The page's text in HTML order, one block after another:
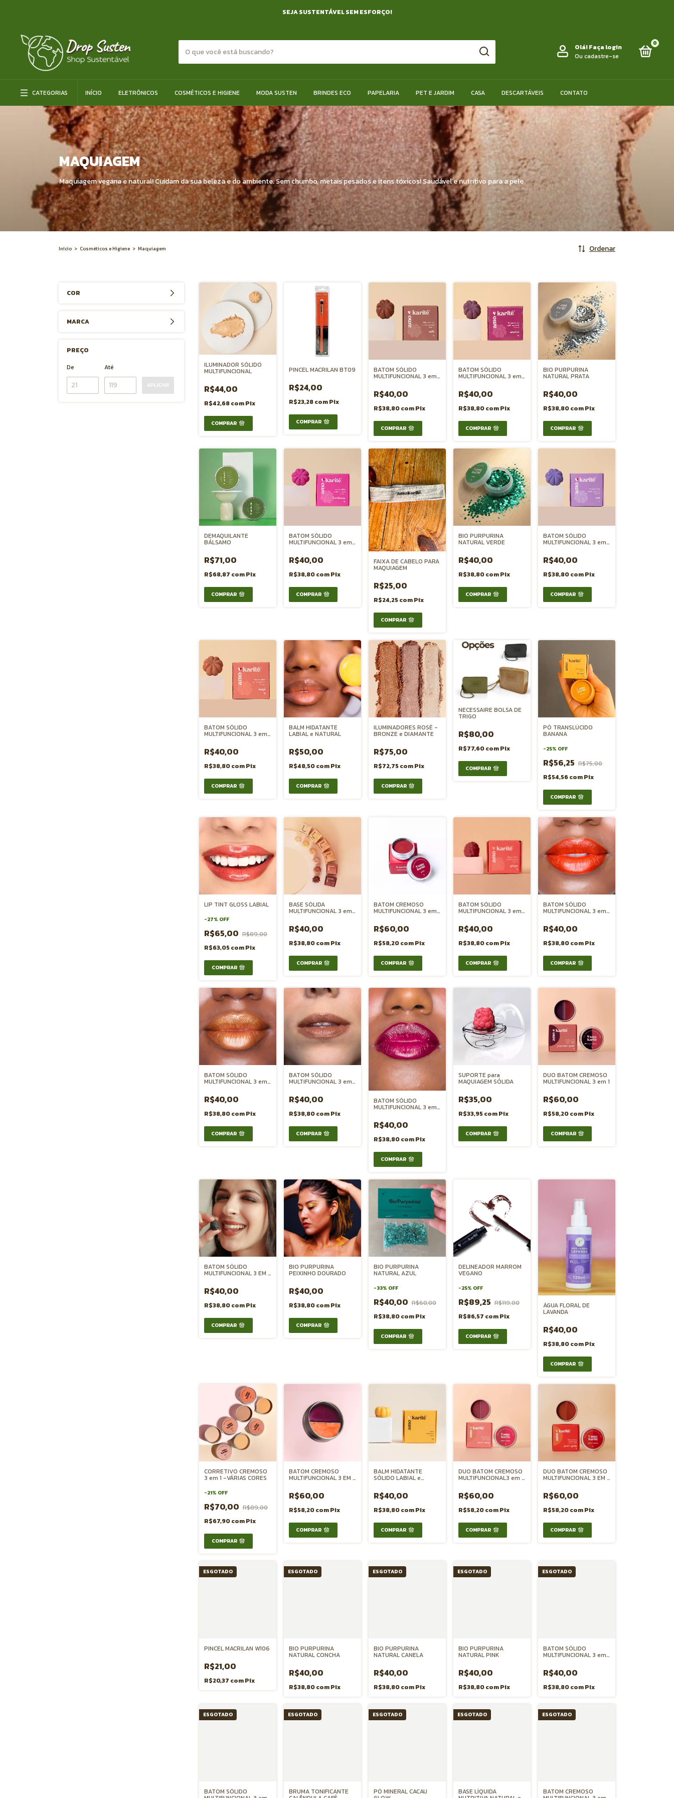
SEJA SUSTENTÁVEL SEM ESFORÇO!
Olá!Faça login
Ou cadastre-se
0
CATEGORIAS INÍCIO ELETRÔNICOS COSMÉTICOS E HIGIENE MODA SUSTEN BRINDES ECO PAPELARIA PET E JARDIM CASA DESCARTÁVEIS CONTATO
MAQUIAGEM
Maquiagem vegana e natural! Cuidam da sua beleza e do ambiente. Sem chumbo, metais pesados e itens tóxicos! Saudável e nutritivo para a pele
Início > Cosméticos e Higiene > Maquiagem Ordenar
COR
MARCA
PREÇO
De
Até
APLICAR
ILUMINADOR SÓLIDO
MULTIFUNCIONAL
R$44,00
R$42,68comPix
PINCEL MACRILAN BT09
R$24,00
R$23,28comPix
BATOM SÓLIDO
MULTIFUNCIONAL 3 em 1
- CAFÉ
R$40,00
R$38,80comPix
BATOM SÓLIDO
MULTIFUNCIONAL 3 em 1
- AMEIXA
R$40,00
R$38,80comPix
BIO PURPURINA
NATURAL PRATA
R$40,00
R$38,80comPix
DEMAQUILANTE
BÁLSAMO
R$71,00
R$68,87 comPix
BATOM SÓLIDO
MULTIFUNCIONAL 3 em 1
R$40,00
R$38,80comPix
FAIXA DE CABELO PARA
MAQUIAGEM
R$25,00
R$24,25comPix
BIO PURPURINA
NATURAL VERDE
R$40,00
R$38,80comPix
BATOM SÓLIDO
MULTIFUNCIONAL 3 em 1
- UVA
R$40,00
R$38,80comPix
BATOM SÓLIDO
MULTIFUNCIONAL 3 em 1
- MAÇA
R$40,00
R$38,80comPix
BALM HIDATANTE
LABIAL e NATURAL
R$50,00
R$48,50comPix
ILUMINADORES ROSÉ -
BRONZE e DIAMANTE
R$75,00
R$72,75comPix
COMPRAR
NECESSAIRE BOLSA DE
TRIGO
R$80,00
R$77,60comPix
PÓ TRANSLÚCIDO
BANANA
-25% OFF
R$56,25 R$75,00
R$54,56comPix
LIP TINT GLOSS LABIAL
-27% OFF
R$65,00 R$89,00
R$63,05comPix
COMPRAR
BASE SÓLIDA
MULTIFUNCIONAL 3 em 1
R$40,00
R$38,80comPix
COMPRAR
BATOM CREMOSO
MULTIFUNCIONAL 3 em 1
SOMBRA- GOIABA
R$60,00
R$58,20comPix
BATOM SÓLIDO
MULTIFUNCIONAL 3 em 1
R$40,00
R$38,80comPix
BATOM SÓLIDO
MULTIFUNCIONAL 3 em 1
- MORANGO
R$40,00
R$38,80comPix
BATOM SÓLIDO
MULTIFUNCIONAL 3 em 1
SOMBRA- AVELÃ GLOW
R$40,00
R$38,80comPix
BATOM SÓLIDO
MULTIFUNCIONAL 3 em 1
SOMBRA- PECAN
R$40,00
R$38,80comPix
BATOM SÓLIDO
MULTIFUNCIONAL 3 em 1
SOMBRA- AMORA
R$40,00
R$38,80comPix
SUPORTE para
MAQUIAGEM SÓLIDA
R$35,00
R$33,95comPix
DUO BATOM CREMOSO
MULTIFUNCIONAL 3 em 1
R$60,00
R$58,20comPix
COMPRAR
BATOM SÓLIDO
MULTIFUNCIONAL 3 EM 1
R$40,00
R$38,80comPix
BIO PURPURINA
PEIXINHO DOURADO
R$40,00
R$38,80comPix
BIO PURPURINA
NATURAL AZUL
-33% OFF
R$40,00 R$60,00
R$38,80comPix
DELINEADOR MARROM
VEGANO
-25% OFF
R$89,25 R$119,00
R$86,57 comPix
ÁGUA FLORAL DE
LAVANDA
R$40,00
R$38,80comPix
CORRETIVO CREMOSO
3 em 1 -VÁRIAS CORES
-21% OFF
R$70,00 R$89,00
R$67,90comPix
COMPRAR
BATOM CREMOSO
MULTIFUNCIONAL 3 EM 1
GLOW
R$60,00
R$58,20comPix
BALM HIDATANTE
SÓLIDO LABIAL e
R$40,00
R$38,80comPix
DUO BATOM CREMOSO
MULTIFUNCIONAL3 em 1
R$60,00
R$58,20comPix
DUO BATOM CREMOSO
MULTIFUNCIONAL 3 EM 1
R$60,00
R$58,20comPix
ESGOTADO
PINCEL MACRILAN W106
R$21,00
R$20,37 comPix
ESGOTADO
BIO PURPURINA
NATURAL CONCHA
R$40,00
R$38,80comPix
ESGOTADO
BIO PURPURINA
NATURAL CANELA
R$40,00
R$38,80comPix
ESGOTADO
BIO PURPURINA
NATURAL PINK
R$40,00
R$38,80comPix
ESGOTADO
BATOM SÓLIDO
MULTIFUNCIONAL 3 em 1
- CEREJA
R$40,00
R$38,80comPix
ESGOTADO
BATOM SÓLIDO
ESGOTADO
BRUMA TONIFICANTE
ESGOTADO
PÓ MINERAL CACAU
ESGOTADO
BASE LÍQUIDA
ESGOTADO
BATOM CREMOSO